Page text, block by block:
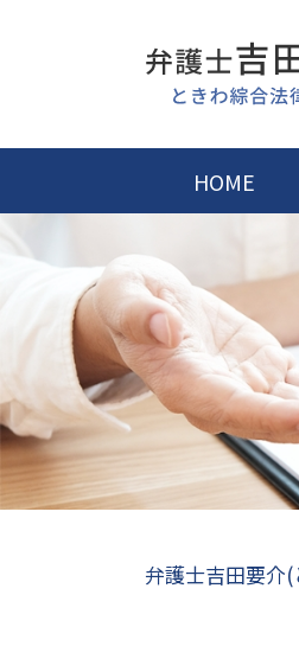
HOME
弁護士吉田要介